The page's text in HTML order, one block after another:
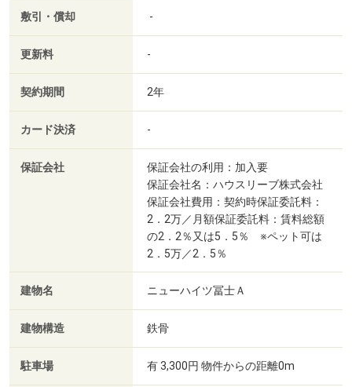
敷引・償却 -
更新料 -
契約期間 2年
カード決済 -
保証会社
保証会社の利用：加入要
保証会社名：ハウスリーブ株式会社
保証会社費用：契約時保証委託料：
2．2万／月額保証委託料：賃料総額
の2．2％又は5．5％ ※ペット可は
2．5万／2．5％
建物名 ニューハイツ冨士Ａ
建物構造 鉄骨
駐車場 有 3,300円 物件からの距離0m